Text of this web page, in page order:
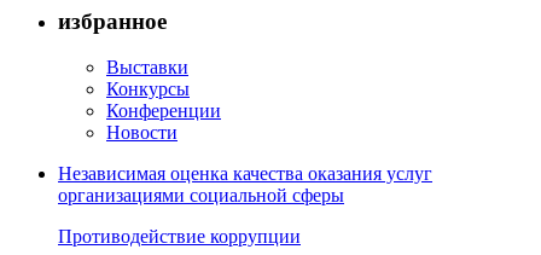
избранное
Выставки
Конкурсы
Конференции
Новости
Независимая оценка качества оказания услуг
организациями социальной сферы
Противодействие коррупции